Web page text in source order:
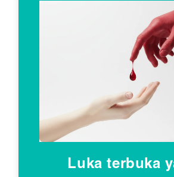
Luka terbuka